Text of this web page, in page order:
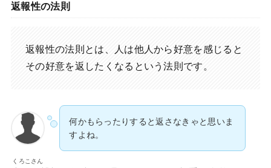
返報性の法則
返報性の法則とは、人は他人から好意を感じると
その好意を返したくなるという法則です。
くろこさん
何かもらったりすると返さなきゃと思いま
すよね。